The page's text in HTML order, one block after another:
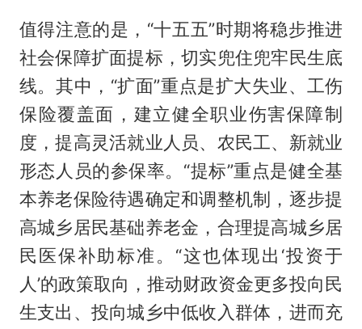
值得注意的是，“十五五”时期将稳步推进
社会保障扩面提标，切实兜住兜牢民生底
线。其中，“扩面”重点是扩大失业、工伤
保险覆盖面，建立健全职业伤害保障制
度，提高灵活就业人员、农民工、新就业
形态人员的参保率。“提标”重点是健全基
本养老保险待遇确定和调整机制，逐步提
高城乡居民基础养老金，合理提高城乡居
民医保补助标准。“这也体现出‘投资于
人’的政策取向，推动财政资金更多投向民
生支出、投向城乡中低收入群体，进而充